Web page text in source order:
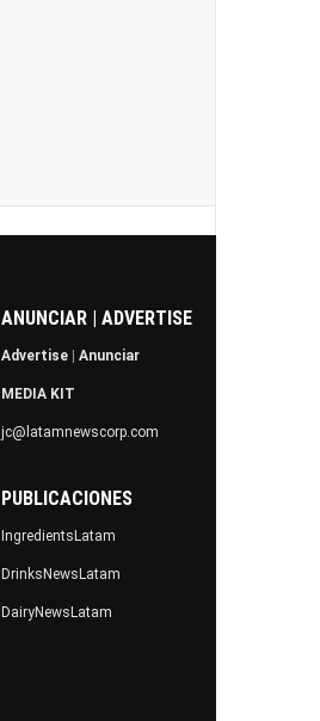
ANUNCIAR | ADVERTISE
Advertise Anunciar
MEDIA KIT
jc@latamnewscorp.com
PUBLICACIONES
IngredientsLatam
DrinksNewsLatam
DairyNewsLatam